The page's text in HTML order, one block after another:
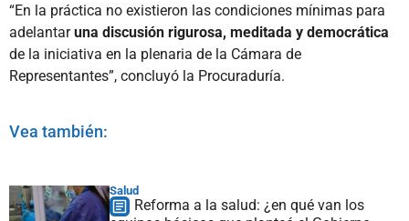
“En la práctica no existieron las condiciones mínimas para
adelantaruna discusión rigurosa, meditada y democrática
de la iniciativa en la plenaria de la Cámara de
Representantes”, concluyó la Procuraduría.
Vea también:
Salud
Reforma a la salud: ¿en qué van los